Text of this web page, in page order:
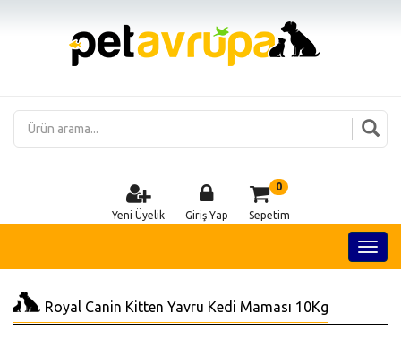
Yeni Üyelik Giriş Yap
0
Sepetim
Royal Canin Kitten Yavru Kedi Maması 10Kg